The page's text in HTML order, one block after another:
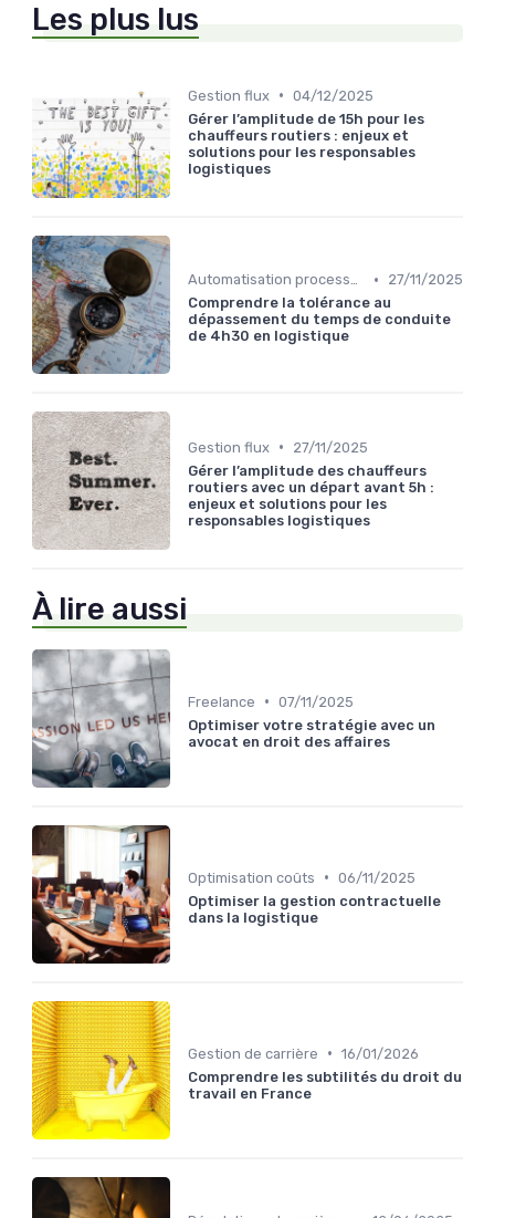
Les plus lus
Gestion flux • 04/12/2025
Gérer l’amplitude de 15h pour les
chauffeurs routiers : enjeux et
solutions pour les responsables
logistiques
Automatisation processus •
27/11/2025
Comprendre la tolérance au
dépassement du temps de conduite
de 4h30 en logistique
Gestion flux •
27/11/2025
Gérer l’amplitude des chauffeurs
routiers avec un départ avant 5h :
enjeux et solutions pour les
responsables logistiques
À lire aussi
Freelance • 07/11/2025
Optimiser votre stratégie avec un
avocat en droit des affaires
Optimisation coûts • 06/11/2025
Optimiser la gestion contractuelle
dans la logistique
Gestion de carrière • 16/01/2026
Comprendre les subtilités du droit du
travail en France